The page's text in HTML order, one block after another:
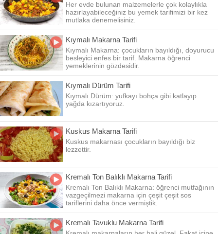
Her evde bulunan malzemelerle çok kolaylıkla
hazırlayabileceğiniz bu yemek tarifimizi bir kez
mutlaka denemelisiniz.
Kıymalı Makarna Tarifi
Kıymalı Makarna: çocukların bayıldığı, doyurucu
besleyici enfes bir tarif. Makarna öğrenci
yemeklerinin gözdesidir.
Kıymalı Dürüm Tarifi
Kıymalı Dürüm: yufkayı bohça gibi katlayıp
yağda kızartıyoruz.
Kuskus Makarna Tarifi
Kuskus makarnası çocukların bayıldığı biz
lezzettir.
Kremalı Ton Balıklı Makarna Tarifi
Kremalı Ton Balıklı Makarna: öğrenci mutfağının
vazgeçilmezi makarna için çeşit çeşit sos
tariflerini daha önce vermiştik.
Kremalı Tavuklu Makarna Tarifi